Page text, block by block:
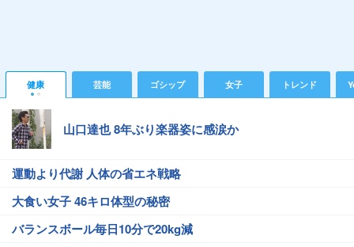
健康 芸能 ゴシップ 女子 トレンド
山口達也 8年ぶり楽器姿に感涙か
運動より代謝 人体の省エネ戦略
大食い女子 46キロ体型の秘密
バランスボール毎日10分で20kg減